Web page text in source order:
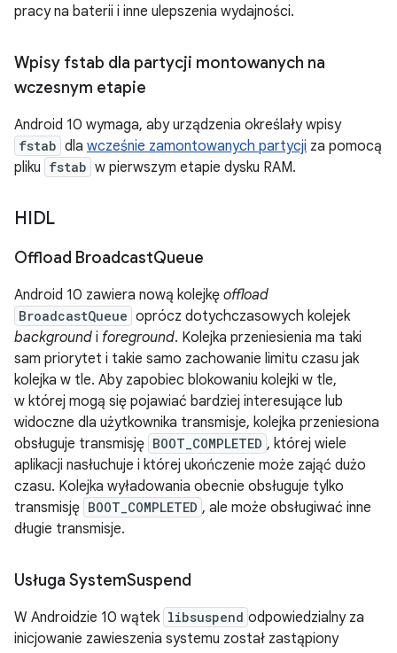
pracy na baterii i inne ulepszenia wydajności.
Wpisy fstab dla partycji montowanych na
wczesnym etapie
Android 10 wymaga, aby urządzenia określały wpisy
fstab dla wcześnie zamontowanych partycji za pomocą
pliku fstab w pierwszym etapie dysku RAM.
HIDL
Offload BroadcastQueue
Android 10 zawiera nową kolejkę offload
BroadcastQueue oprócz dotychczasowych kolejek
background i foreground. Kolejka przeniesienia ma taki
sam priorytet i takie samo zachowanie limitu czasu jak
kolejka w tle. Aby zapobiec blokowaniu kolejki w tle,
w której mogą się pojawiać bardziej interesujące lub
widoczne dla użytkownika transmisje, kolejka przeniesiona
obsługuje transmisję BOOT_COMPLETED , której wiele
aplikacji nasłuchuje i której ukończenie może zająć dużo
czasu. Kolejka wyładowania obecnie obsługuje tylko
transmisję BOOT_COMPLETED , ale może obsługiwać inne
długie transmisje.
Usługa SystemSuspend
W Androidzie 10 wątek libsuspend odpowiedzialny za
inicjowanie zawieszenia systemu został zastąpiony